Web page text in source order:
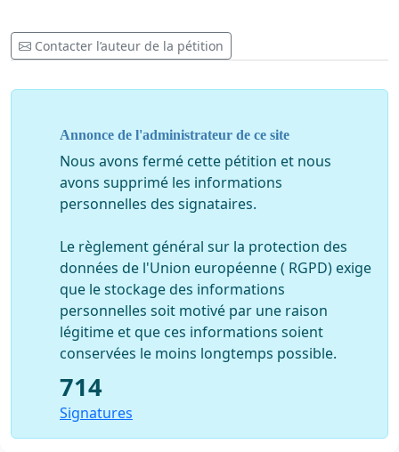
Contacter l’auteur de la pétition
Annonce de l'administrateur de ce site
Nous avons fermé cette pétition et nous
avons supprimé les informations
personnelles des signataires.
Le règlement général sur la protection des
données de l'Union européenne ( RGPD) exige
que le stockage des informations
personnelles soit motivé par une raison
légitime et que ces informations soient
conservées le moins longtemps possible.
714
Signatures